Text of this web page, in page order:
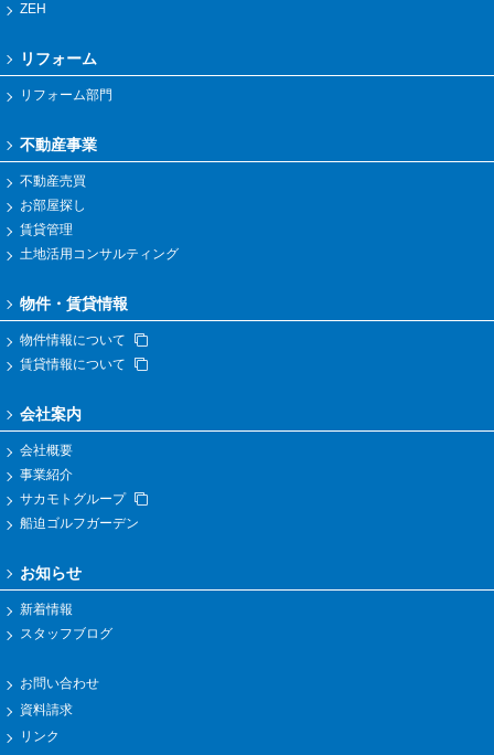
ZEH
リフォーム
リフォーム部門
不動産事業
不動産売買
お部屋探し
賃貸管理
土地活用コンサルティング
物件・賃貸情報
物件情報について
賃貸情報について
会社案内
会社概要
事業紹介
サカモトグループ
船迫ゴルフガーデン
お知らせ
新着情報
スタッフブログ
お問い合わせ
資料請求
リンク